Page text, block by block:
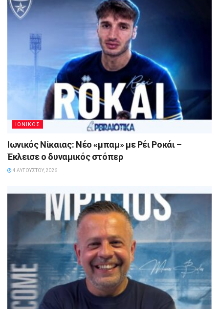
ΙΩΝΙΚΟΣ
Ιωνικός Νίκαιας: Νέο «μπαμ» με Ρέι Ροκάι –
Έκλεισε ο δυναμικός στόπερ
4 ΑΥΓΟΎΣΤΟΥ, 2026